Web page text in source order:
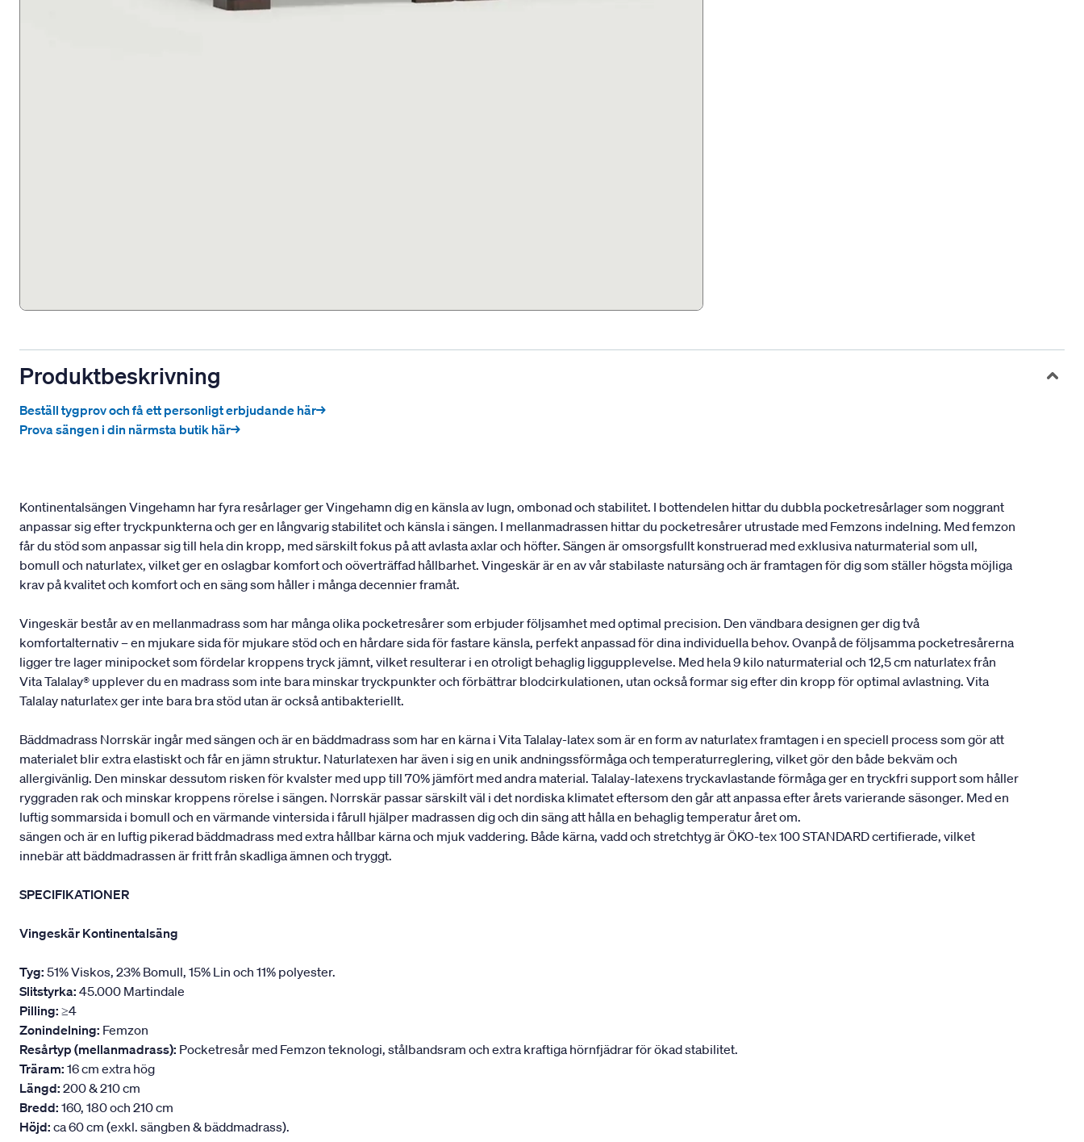
Produktbeskrivning
Beställ tygprov och få ett personligt erbjudande här→
Prova sängen i din närmsta butik här→
Kontinentalsängen Vingehamn har fyra resårlager ger Vingehamn dig en känsla av lugn, ombonad och stabilitet. I bottendelen hittar du dubbla pocketresårlager som noggrant
anpassar sig efter tryckpunkterna och ger en långvarig stabilitet och känsla i sängen. I mellanmadrassen hittar du pocketresårer utrustade med Femzons indelning. Med femzon
får du stöd som anpassar sig till hela din kropp, med särskilt fokus på att avlasta axlar och höfter. Sängen är omsorgsfullt konstruerad med exklusiva naturmaterial som ull,
bomull och naturlatex, vilket ger en oslagbar komfort och oöverträffad hållbarhet. Vingeskär är en av vår stabilaste natursäng och är framtagen för dig som ställer högsta möjliga
krav på kvalitet och komfort och en säng som håller i många decennier framåt.
Vingeskär består av en mellanmadrass som har många olika pocketresårer som erbjuder följsamhet med optimal precision. Den vändbara designen ger dig två
komfortalternativ – en mjukare sida för mjukare stöd och en hårdare sida för fastare känsla, perfekt anpassad för dina individuella behov. Ovanpå de följsamma pocketresårerna
ligger tre lager minipocket som fördelar kroppens tryck jämnt, vilket resulterar i en otroligt behaglig liggupplevelse. Med hela 9 kilo naturmaterial och 12,5 cm naturlatex från
Vita Talalay® upplever du en madrass som inte bara minskar tryckpunkter och förbättrar blodcirkulationen, utan också formar sig efter din kropp för optimal avlastning. Vita
Talalay naturlatex ger inte bara bra stöd utan är också antibakteriellt.
Bäddmadrass Norrskär ingår med sängen och är en bäddmadrass som har en kärna i Vita Talalay-latex som är en form av naturlatex framtagen i en speciell process som gör att
materialet blir extra elastiskt och får en jämn struktur. Naturlatexen har även i sig en unik andningssförmåga och temperaturreglering, vilket gör den både bekväm och
allergivänlig. Den minskar dessutom risken för kvalster med upp till 70% jämfört med andra material. Talalay-latexens tryckavlastande förmåga ger en tryckfri support som håller
ryggraden rak och minskar kroppens rörelse i sängen. Norrskär passar särskilt väl i det nordiska klimatet eftersom den går att anpassa efter årets varierande säsonger. Med en
luftig sommarsida i bomull och en värmande vintersida i fårull hjälper madrassen dig och din säng att hålla en behaglig temperatur året om.
sängen och är en luftig pikerad bäddmadrass med extra hållbar kärna och mjuk vaddering. Både kärna, vadd och stretchtyg är ÖKO-tex 100 STANDARD certifierade, vilket
innebär att bäddmadrassen är fritt från skadliga ämnen och tryggt.
SPECIFIKATIONER
Vingeskär Kontinentalsäng
Tyg: 51% Viskos, 23% Bomull, 15% Lin och 11% polyester.
Slitstyrka: 45.000 Martindale
Pilling: ≥4
Zonindelning: Femzon
Resårtyp (mellanmadrass): Pocketresår med Femzon teknologi, stålbandsram och extra kraftiga hörnfjädrar för ökad stabilitet.
Träram: 16 cm extra hög
Längd: 200 & 210 cm
Bredd: 160, 180 och 210 cm
Höjd: ca 60 cm (exkl. sängben & bäddmadrass).